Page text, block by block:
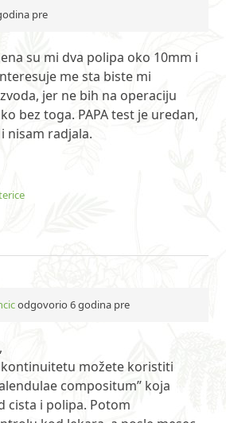
pre
su mi dva polipa oko 10mm i
me sta biste mi
jer ne bih na operaciju
bez toga. PAPA test je uredan,
nisam radjala.
odgovorio 6 godina pre
možete koristiti
compositum” koja
cista i polipa. Potom